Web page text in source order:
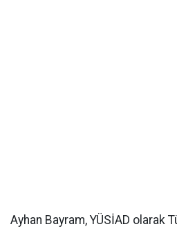
Ayhan Bayram, YÜSİAD olarak